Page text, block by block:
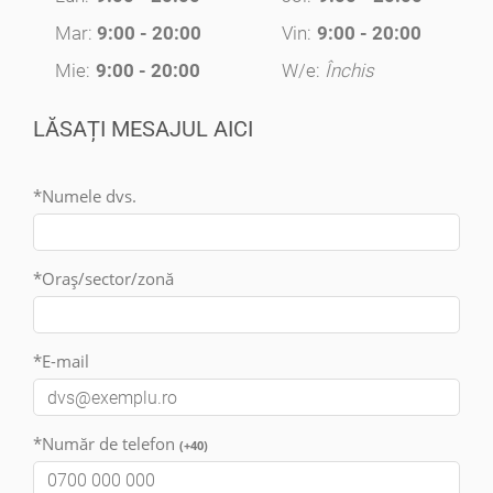
Mar: 9:00 - 20:00
Mie: 9:00 - 20:00
Vin: 9:00 - 20:00
W/e: Închis
LĂSAȚI MESAJUL AICI
*Numele dvs.
*Oraș/sector/zonă
*E-mail
*Număr de telefon (+40)